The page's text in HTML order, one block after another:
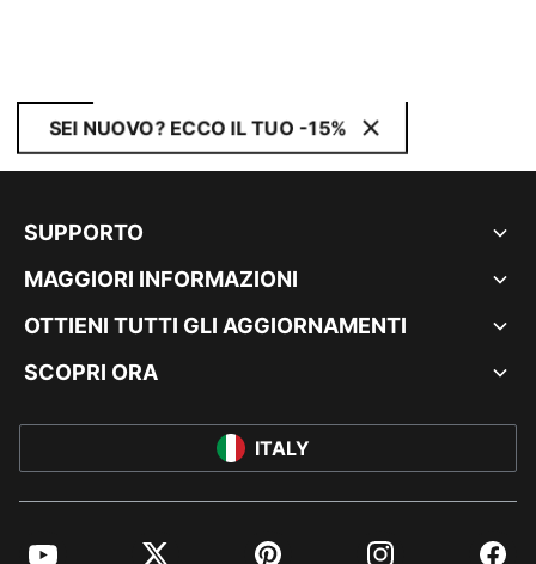
SEI NUOVO? ECCO IL TUO -15%
SUPPORTO
MAGGIORI INFORMAZIONI
OTTIENI TUTTI GLI AGGIORNAMENTI
SCOPRI ORA
ITALY